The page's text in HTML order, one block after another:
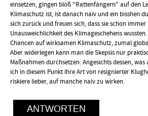
einsetzen, gingen bloß "Rattenfängern" auf den
Klimaschutz ist, ist danach naiv und ein bisshen
sich zurück und freuen sich, dass sie schon immer
Unausweichlichkeit des Klimageschehens
Chancen auf wirksamen Klimaschutz, zumal
Aber widerlegen kann man die Skepsis nur
Maßnahmen durchsetzen. Angesichts dessen,
ich in diesem Punkt Ihre Art von resignierter
riskiere lieber, auf manche naiv zu wirken.
ANTWORTEN